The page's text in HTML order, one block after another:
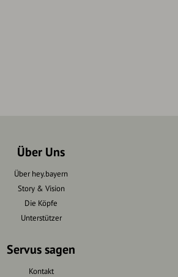
Über Uns
Über hey.bayern
Story & Vision
Die Köpfe
Unterstützer
Servus sagen
Kontakt